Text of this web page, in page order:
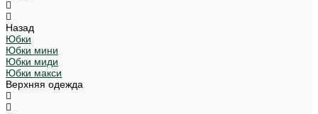
Назад
Юбки
Юбки мини
Юбки миди
Юбки макси
Верхняя одежда